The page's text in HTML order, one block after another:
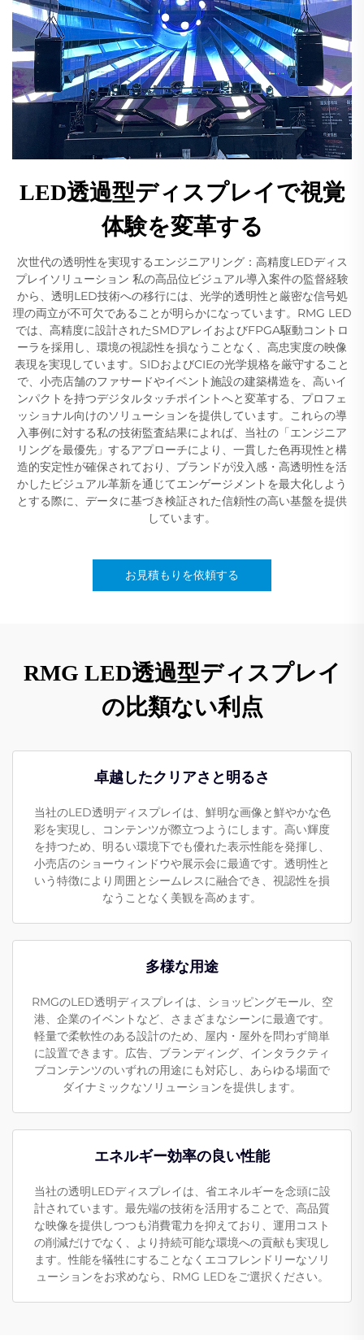
LED透過型ディスプレイで視覚
体験を変革する
次世代の透明性を実現するエンジニアリング：高精度LEDディス
プレイソリューション 私の高品位ビジュアル導入案件の監督経験
から、透明LED技術への移行には、光学的透明性と厳密な信号処
理の両立が不可欠であることが明らかになっています。RMG LED
では、高精度に設計されたSMDアレイおよびFPGA駆動コントロ
ーラを採用し、環境の視認性を損なうことなく、高忠実度の映像
表現を実現しています。SIDおよびCIEの光学規格を厳守すること
で、小売店舗のファサードやイベント施設の建築構造を、高いイ
ンパクトを持つデジタルタッチポイントへと変革する、プロフェ
ッショナル向けのソリューションを提供しています。これらの導
入事例に対する私の技術監査結果によれば、当社の「エンジニア
リングを最優先」するアプローチにより、一貫した色再現性と構
造的安定性が確保されており、ブランドが没入感・高透明性を活
かしたビジュアル革新を通じてエンゲージメントを最大化しよう
とする際に、データに基づき検証された信頼性の高い基盤を提供
しています。
お見積もりを依頼する
RMG LED透過型ディスプレイ
の比類ない利点
卓越したクリアさと明るさ
当社のLED透明ディスプレイは、鮮明な画像と鮮やかな色
彩を実現し、コンテンツが際立つようにします。高い輝度
を持つため、明るい環境下でも優れた表示性能を発揮し、
小売店のショーウィンドウや展示会に最適です。透明性と
いう特徴により周囲とシームレスに融合でき、視認性を損
なうことなく美観を高めます。
多様な用途
RMGのLED透明ディスプレイは、ショッピングモール、空
港、企業のイベントなど、さまざまなシーンに最適です。
軽量で柔軟性のある設計のため、屋内・屋外を問わず簡単
に設置できます。広告、ブランディング、インタラクティ
ブコンテンツのいずれの用途にも対応し、あらゆる場面で
ダイナミックなソリューションを提供します。
エネルギー効率の良い性能
当社の透明LEDディスプレイは、省エネルギーを念頭に設
計されています。最先端の技術を活用することで、高品質
な映像を提供しつつも消費電力を抑えており、運用コスト
の削減だけでなく、より持続可能な環境への貢献も実現し
ます。性能を犠牲にすることなくエコフレンドリーなソリ
ューションをお求めなら、RMG LEDをご選択ください。